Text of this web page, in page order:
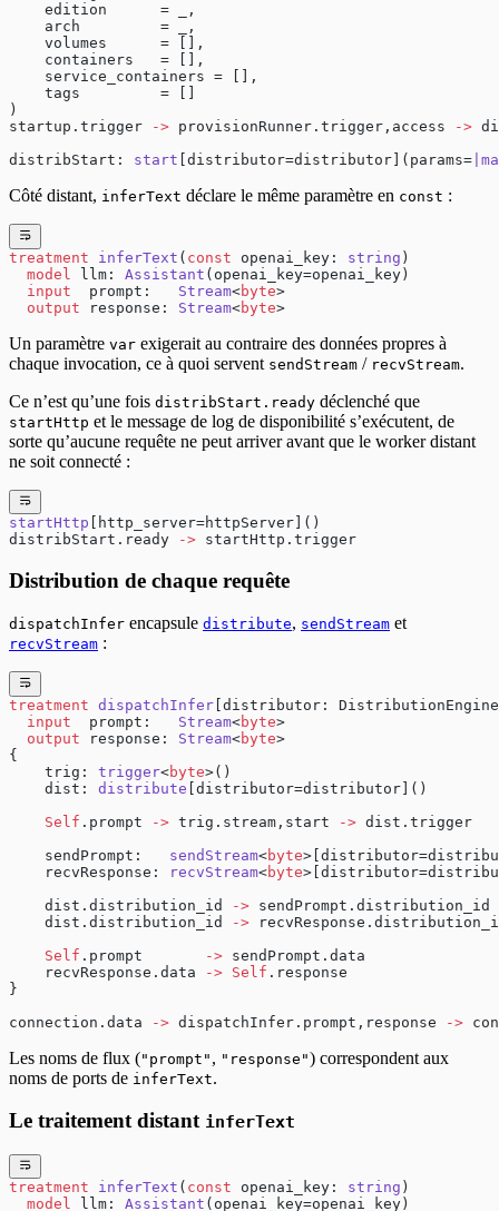
    edition      = _,
    arch         = _,
    volumes      = [],
    containers   = [],
    service_containers = [],
    tags         = []
)
startup.trigger
-> provisionRunner.trigger,access ->
distribStart: start [distributor=distributor](params=
Côté distant, inferText déclare le même paramètre en const :
treatment inferText ( const openai_key: string )
  model
llm: Assistant (openai_key=openai_key)
  input
  prompt:
Stream<byte>
  output
response: Stream<byte>
Un paramètre var exigerait au contraire des données propres à
chaque invocation, ce à quoi servent sendStream / recvStream.
Ce n’est qu’une fois distribStart.ready déclenché que
startHttp et le message de log de disponibilité s’exécutent, de
sorte qu’aucune requête ne peut arriver avant que le worker distant
ne soit connecté :
startHttp [http_server=httpServer]()
distribStart.ready
-> startHttp.trigger
Distribution de chaque requête
dispatchInfer encapsule distribute, sendStream et
recvStream :
treatment dispatchInfer [distributor:
  input
  prompt:
Stream<byte>
  output
response: Stream<byte>
{
    trig:
trigger<byte>()
    dist:
distribute [distributor=distributor]()
    Self
.prompt -> trig.stream,start -> dist.trigger
    sendPrompt:
sendStream<byte
    recvResponse:
recvStream<byte
    dist.distribution_id
-> sendPrompt.distribution_id
    dist.distribution_id
->
    Self
.prompt -> sendPrompt.data
    recvResponse.data
-> Self .response
}
connection.data
-> dispatchInfer.prompt,response ->
Les noms de flux ("prompt" , "response") correspondent aux
noms de ports de inferText.
Le traitement distant inferText
treatment inferText ( const openai_key: string )
  model
llm: Assistant (openai_key=openai_key)